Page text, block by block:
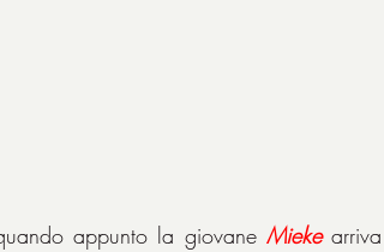
appunto la giovane Mieke arriva